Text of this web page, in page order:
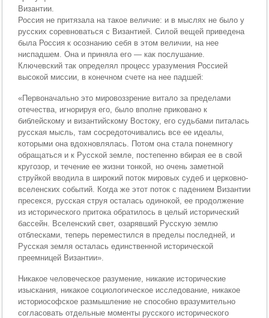
Византии.
Россия не притязала на такое величие: и в мыслях не было у
русских соревноваться с Византией. Силой вещей приведена
была Россия к осознанию себя в этом величии, на нее
ниспадшем. Она и приняла его — как послушание.
Ключевский так определял процесс уразумения Россией
высокой миссии, в конечном счете на нее падшей:
«Первоначально это мировоззрение витало за пределами
отечества, игнорируя его, было вполне приковано к
библейскому и византийскому Востоку, его судьбами питалась
русская мысль, там сосредоточивались все ее идеалы,
которыми она вдохновлялась. Потом она стала понемногу
обращаться и к Русской земле, постепенно вбирая ее в свой
кругозор, и течение ее жизни тонкой, но очень заметной
струйкой вводила в широкий поток мировых судеб и церковно-
вселенских событий. Когда же этот поток с падением Византии
пресекся, русская струя осталась одинокой, ее продолжение
из исторического притока обратилось в целый исторический
бассейн. Вселенский свет, озарявший Русскую землю
отблесками, теперь переместился в пределы последней, и
Русская земля осталась единственной исторической
преемницей Византии».
Никакое человеческое разумение, никакие исторические
изыскания, никакое социологическое исследование, никакое
историософское размышление не способно вразумительно
согласовать отдельные моменты русского исторического